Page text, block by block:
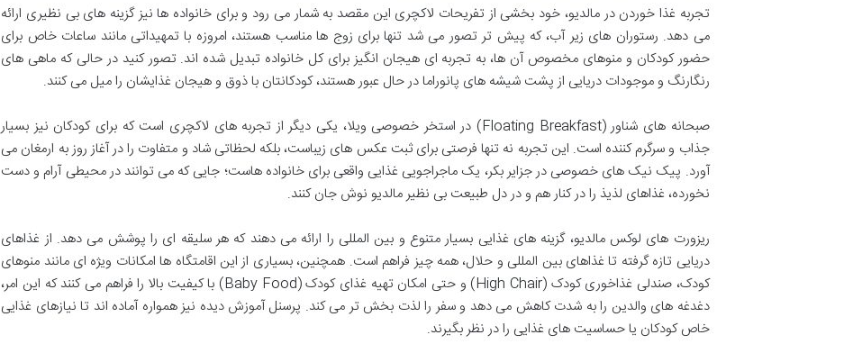
تجربه غذا خوردن در مالدیو، خود بخشی از تفریحات لاکچری این مقصد به شمار می رود و برای خانواده ها نیز گزینه های بی نظیری ارائه
می دهد. رستوران های زیر آب، که پیش تر تصور می شد تنها برای زوج ها مناسب هستند، امروزه با تمهیداتی مانند ساعات خاص برای
حضور کودکان و منوهای مخصوص آن ها، به تجربه ای هیجان انگیز برای کل خانواده تبدیل شده اند. تصور کنید در حالی که ماهی های
رنگارنگ و موجودات دریایی از پشت شیشه های پانوراما در حال عبور هستند، کودکانتان با ذوق و هیجان غذایشان را میل می کنند.
صبحانه های شناور (Floating Breakfast) در استخر خصوصی ویلا، یکی دیگر از تجربه های لاکچری است که برای کودکان نیز بسیار
جذاب و سرگرم کننده است. این تجربه نه تنها فرصتی برای ثبت عکس های زیباست، بلکه لحظاتی شاد و متفاوت را در آغاز روز به ارمغان می
آورد. پیک نیک های خصوصی در جزایر بکر، یک ماجراجویی غذایی واقعی برای خانواده هاست؛ جایی که می توانند در محیطی آرام و دست
نخورده، غذاهای لذیذ را در کنار هم و در دل طبیعت بی نظیر مالدیو نوش جان کنند.
ریزورت های لوکس مالدیو، گزینه های غذایی بسیار متنوع و بین المللی را ارائه می دهند که هر سلیقه ای را پوشش می دهد. از غذاهای
دریایی تازه گرفته تا غذاهای بین المللی و حلال، همه چیز فراهم است. همچنین، بسیاری از این اقامتگاه ها امکانات ویژه ای مانند منوهای
کودک، صندلی غذاخوری کودک (High Chair) و حتی امکان تهیه غذای کودک (Baby Food) با کیفیت بالا را فراهم می کنند که این امر،
دغدغه های والدین را به شدت کاهش می دهد و سفر را لذت بخش تر می کند. پرسنل آموزش دیده نیز همواره آماده اند تا نیازهای غذایی
خاص کودکان یا حساسیت های غذایی را در نظر بگیرند.